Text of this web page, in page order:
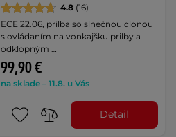
4.8 (16)
ECE 22.06, prilba so slnečnou clonou
s ovládaním na vonkajšku prilby a
odklopným …
99,90 €
na sklade – 11.8. u Vás
Detail